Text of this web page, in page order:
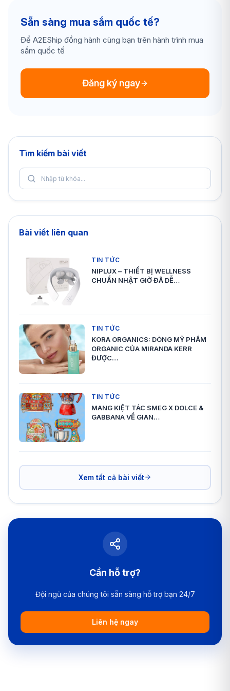
Sẵn sàng mua sắm quốc tế?
Để A2EShip đồng hành cùng bạn trên hành trình mua
sắm quốc tế
Đăng ký ngay
Tìm kiếm bài viết
Bài viết liên quan
TIN TỨC
NIPLUX – THIẾT BỊ WELLNESS
CHUẨN NHẬT GIỜ ĐÃ DỄ…
TIN TỨC
KORA ORGANICS: DÒNG MỸ PHẨM
ORGANIC CỦA MIRANDA KERR
ĐƯỢC…
TIN TỨC
MANG KIỆT TÁC SMEG X DOLCE &
GABBANA VỀ GIAN…
Xem tất cả bài viết
Cần hỗ trợ?
Đội ngũ của chúng tôi sẵn sàng hỗ trợ bạn 24/7
Liên hệ ngay